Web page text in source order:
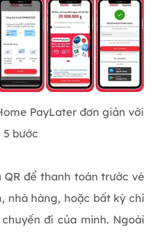
PayLater đơn giản với
5 bước
để thanh toán trước vé
nhà hàng, hoặc bất kỳ chi
đi của mình. Ngoài